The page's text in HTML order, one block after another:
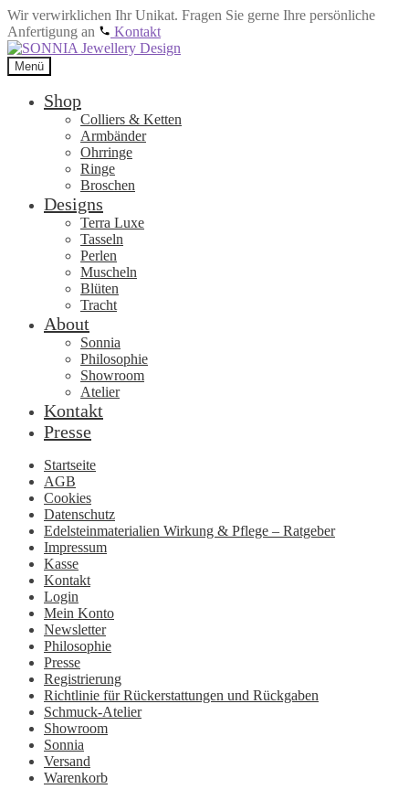
Wir verwirklichen Ihr Unikat. Fragen Sie gerne Ihre persönliche
Anfertigung an
Kontakt
Zur
Navigation
springen
Zum
Inhalt
springen
Menü
Shop
Colliers & Ketten
Armbänder
Ohrringe
Ringe
Broschen
Designs
Terra Luxe
Tasseln
Perlen
Muscheln
Blüten
Tracht
About
Sonnia
Philosophie
Showroom
Atelier
Kontakt
Presse
Startseite
AGB
Cookies
Datenschutz
Edelsteinmaterialien Wirkung & Pflege – Ratgeber
Impressum
Kasse
Kontakt
Login
Mein Konto
Newsletter
Philosophie
Presse
Registrierung
Richtlinie für Rückerstattungen und Rückgaben
Schmuck-Atelier
Showroom
Sonnia
Versand
Warenkorb